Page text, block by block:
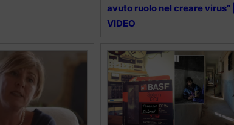
avuto ruolo nel creare virus” |
VIDEO